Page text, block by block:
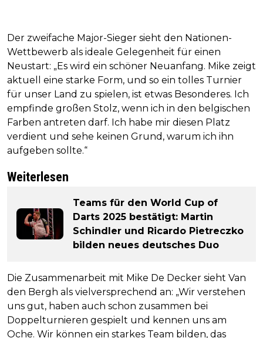
Der zweifache Major-Sieger sieht den Nationen-
Wettbewerb als ideale Gelegenheit für einen
Neustart: „Es wird ein schöner Neuanfang. Mike zeigt
aktuell eine starke Form, und so ein tolles Turnier
für unser Land zu spielen, ist etwas Besonderes. Ich
empfinde großen Stolz, wenn ich in den belgischen
Farben antreten darf. Ich habe mir diesen Platz
verdient und sehe keinen Grund, warum ich ihn
aufgeben sollte.“
Weiterlesen
Teams für den World Cup of
Darts 2025 bestätigt: Martin
Schindler und Ricardo Pietreczko
bilden neues deutsches Duo
Die Zusammenarbeit mit Mike De Decker sieht Van
den Bergh als vielversprechend an: „Wir verstehen
uns gut, haben auch schon zusammen bei
Doppelturnieren gespielt und kennen uns am
Oche. Wir können ein starkes Team bilden, das